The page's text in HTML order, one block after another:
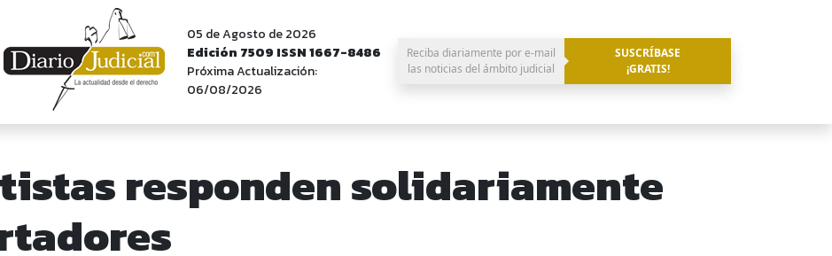
05 de Agosto de 2026
Edición 7509 ISSN 1667-8486
Próxima Actualización:
06/08/2026
Reciba diariamente por e-mail
las noticias del ámbito judicial
SUSCRÍBASE
¡GRATIS!
responden solidariamente